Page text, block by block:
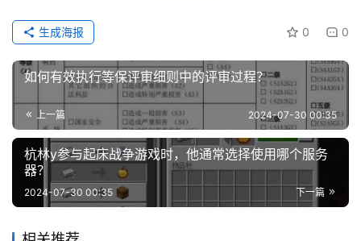
0 0
生成海报
如何有效执行等保评审细则中的评审过程？
上一篇 2024-07-30 00:35
杭林y参与起床战争游戏时，他通常选择使用哪个服务
器？
下一篇
2024-07-30 00:35